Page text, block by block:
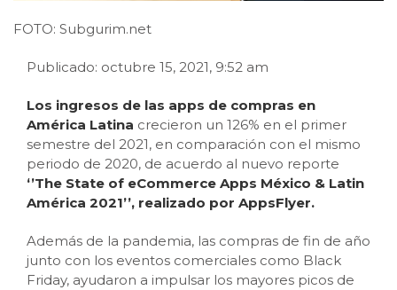
FOTO: Subgurim.net
Publicado: octubre 15, 2021, 9:52 am
Los ingresos de las apps de compras en
América Latina crecieron un 126% en el primer
semestre del 2021, en comparación con el mismo
periodo de 2020, de acuerdo al nuevo reporte
‘’The State of eCommerce Apps México & Latin
América 2021’’, realizado por AppsFlyer.
Además de la pandemia, las compras de fin de año
junto con los eventos comerciales como Black
Friday, ayudaron a impulsar los mayores picos de